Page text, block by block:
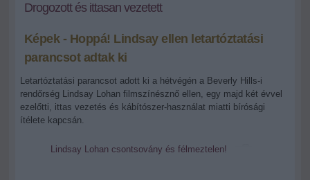
Drogozott és ittasan vezetett
Képek - Hoppá! Lindsay ellen letartóztatási
parancsot adtak ki
Letartóztatási parancsot adott ki a hétvégén a Beverly Hills-i
rendőrség Lindsay Lohan filmszínésznő ellen, egy majd két évvel
ezelőtti, ittas vezetés és kábítószer-használat miatti bírósági
ítélete kapcsán.
Lindsay Lohan csontsovány és félmeztelen!